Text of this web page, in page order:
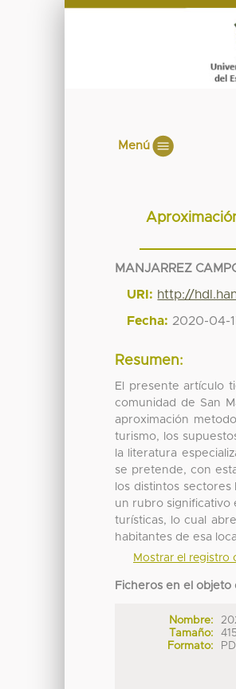
Menú
MANJARREZ
URI: http://
Fecha: 2020-04-
Resumen:
El presente artículo
comunidad de San
aproximación
turismo, los
la literatura
se pretende, con
los distintos
un rubro significativo
turísticas, lo cual
habitantes de esa
Mostrar el registro
Ficheros en el objeto
Nombre:
Tamaño:
Formato: